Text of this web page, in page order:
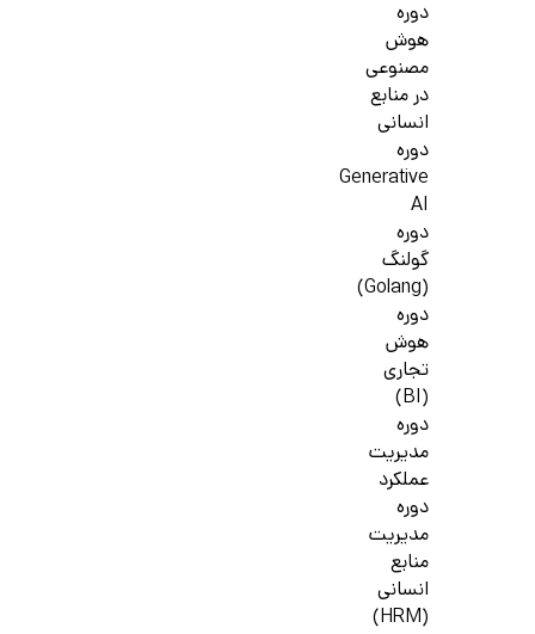
دوره
هوش
مصنوعی
در منابع
انسانی
دوره
Generative
AI
دوره
گولنگ
(Golang)
دوره
هوش
تجاری
(BI)
دوره
مدیریت
عملکرد
دوره
مدیریت
منابع
انسانی
(HRM)